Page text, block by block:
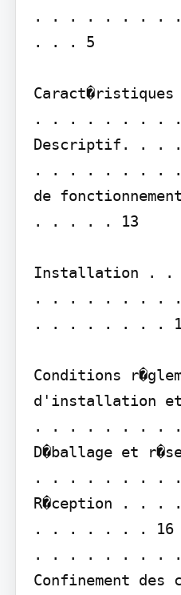
. . . . . . . .
. . . 5
. . . . . . . .
Descriptif. .
. . . . . . . . . .
de
. . . . . 13
Installation
. . . . . . . .
. . . . . . . .
Conditions
d'installation
. . . . . . . . .
D�ballage et
. . . . . . . . .
R�ception .
. . . . . . . 16
. . . . . . . .
Confinement